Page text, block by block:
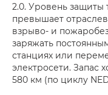
2.0. Уровень защиты
превышает
взрыво- и
заряжать
станциях или
электросети. Запас
580 км (по циклу